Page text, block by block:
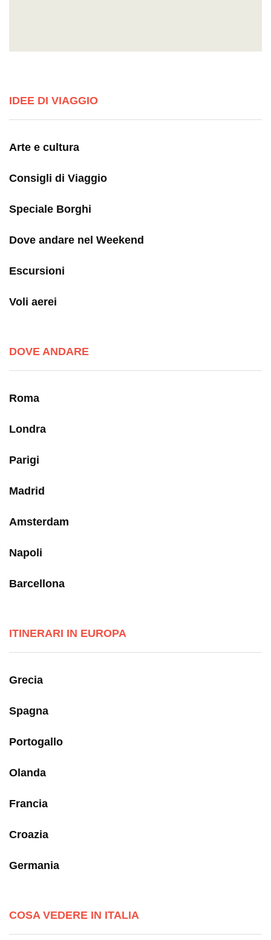
IDEE DI VIAGGIO
Arte e cultura
Consigli di Viaggio
Speciale Borghi
Dove andare nel Weekend
Escursioni
Voli aerei
DOVE ANDARE
Roma
Londra
Parigi
Madrid
Amsterdam
Napoli
Barcellona
ITINERARI IN EUROPA
Grecia
Spagna
Portogallo
Olanda
Francia
Croazia
Germania
COSA VEDERE IN ITALIA